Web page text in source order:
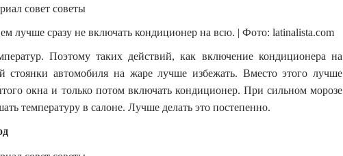
лучше сразу не включать кондиционер на всю. | Фото: latinalista.com
Поэтому таких действий, как включение кондиционера на
стоянки автомобиля на жаре лучше избежать. Вместо этого лучше
окна и только потом включать кондиционер. При сильном морозе
температуру в салоне. Лучше делать это постепенно.